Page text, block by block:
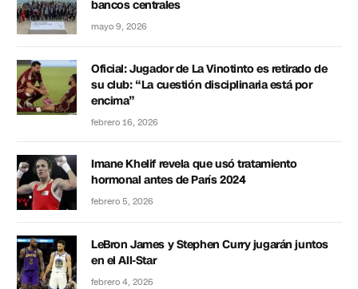
bancos centrales
mayo 9, 2026
Oficial: Jugador de La Vinotinto es retirado de
su club: “La cuestión disciplinaria está por
encima”
febrero 16, 2026
Imane Khelif revela que usó tratamiento
hormonal antes de París 2024
febrero 5, 2026
LeBron James y Stephen Curry jugarán juntos
en el All-Star
febrero 4, 2026